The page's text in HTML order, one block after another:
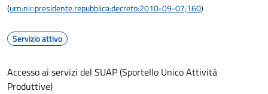
(urn:nir:presidente.repubblica:decreto:2010-09-07;160)
Servizio attivo
Accesso ai servizi del SUAP (Sportello Unico Attività
Produttive)